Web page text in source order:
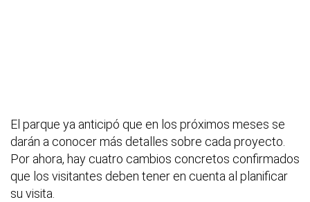
El parque ya anticipó que en los próximos meses se
darán a conocer más detalles sobre cada proyecto.
Por ahora, hay cuatro cambios concretos confirmados
que los visitantes deben tener en cuenta al planificar
su visita.